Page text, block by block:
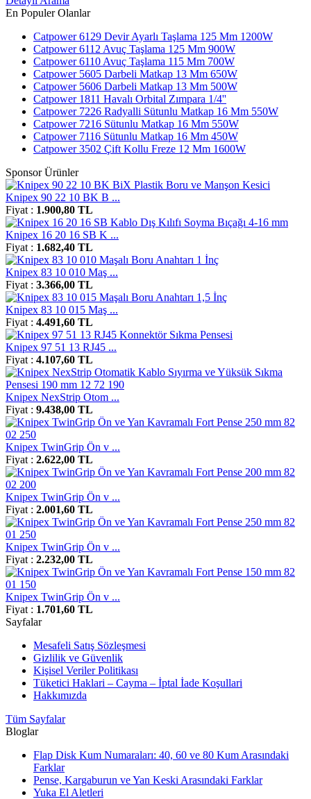
En Populer Olanlar
Catpower 6129 Devir Ayarlı Taşlama 125 Mm 1200W
Catpower 6112 Avuç Taşlama 125 Mm 900W
Catpower 6110 Avuç Taşlama 115 Mm 700W
Catpower 5605 Darbeli Matkap 13 Mm 650W
Catpower 5606 Darbeli Matkap 13 Mm 500W
Catpower 1811 Havalı Orbital Zımpara 1/4''
Catpower 7226 Radyalli Sütunlu Matkap 16 Mm 550W
Catpower 7216 Sütunlu Matkap 16 Mm 550W
Catpower 7116 Sütunlu Matkap 16 Mm 450W
Catpower 3502 Çift Kollu Freze 12 Mm 1600W
Sponsor Ürünler
Knipex 90 22 10 BK B ...
Fiyat : 1.900,80 TL
Knipex 16 20 16 SB K ...
Fiyat : 1.682,40 TL
Knipex 83 10 010 Maş ...
Fiyat : 3.366,00 TL
Knipex 83 10 015 Maş ...
Fiyat : 4.491,60 TL
Knipex 97 51 13 RJ45 ...
Fiyat : 4.107,60 TL
Knipex NexStrip Otom ...
Fiyat : 9.438,00 TL
Knipex TwinGrip Ön v ...
Fiyat : 2.622,00 TL
Knipex TwinGrip Ön v ...
Fiyat : 2.001,60 TL
Knipex TwinGrip Ön v ...
Fiyat : 2.232,00 TL
Knipex TwinGrip Ön v ...
Fiyat : 1.701,60 TL
Sayfalar
Mesafeli Satış Sözleşmesi
Gizlilik ve Güvenlik
Kişisel Veriler Politikası
Tüketici Haklari – Cayma – İptal İade Koşullari
Hakkımızda
Tüm Sayfalar
Bloglar
Flap Disk Kum Numaraları: 40, 60 ve 80 Kum Arasındaki
Farklar
Pense, Kargaburun ve Yan Keski Arasındaki Farklar
Yuka El Aletleri